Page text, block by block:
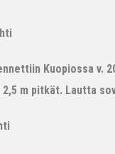
Kuopiossa v.
m pitkät. Lautta